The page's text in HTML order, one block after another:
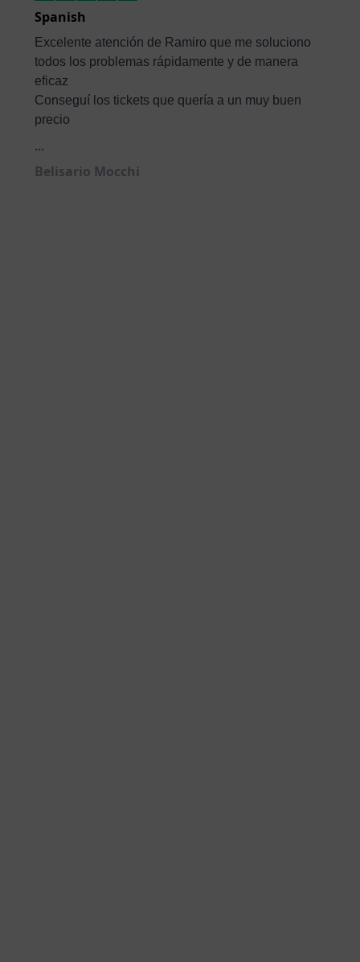
Spanish
Excelente atención de Ramiro que me soluciono
todos los problemas rápidamente y de manera
eficaz
Conseguí los tickets que quería a un muy buen
precio
...
Belisario Mocchi